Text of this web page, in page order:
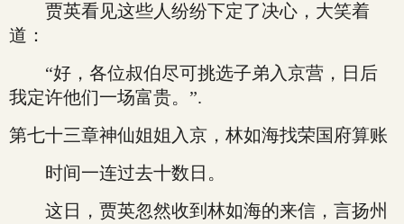
贾英看见这些人纷纷下定了决心，大笑着
道：
“好，各位叔伯尽可挑选子弟入京营，日后
我定许他们一场富贵。”.
第七十三章神仙姐姐入京，林如海找荣国府算账
时间一连过去十数日。
这日，贾英忽然收到林如海的来信，言扬州